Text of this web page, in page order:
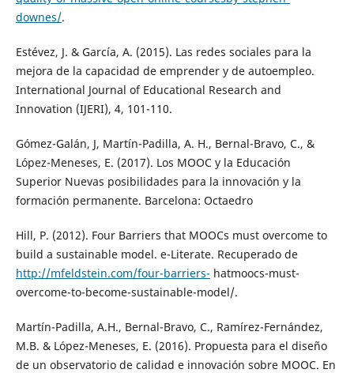
downes/.
Estévez, J. & García, A. (2015). Las redes sociales para la
mejora de la capacidad de emprender y de autoempleo.
International Journal of Educational Research and
Innovation (IJERI), 4, 101-110.
Gómez-Galán, J, Martín-Padilla, A. H., Bernal-Bravo, C., &
López-Meneses, E. (2017). Los MOOC y la Educación
Superior Nuevas posibilidades para la innovación y la
formación permanente. Barcelona: Octaedro
Hill, P. (2012). Four Barriers that MOOCs must overcome to
build a sustainable model. e-Literate. Recuperado de
http://mfeldstein.com/four-barriers- hatmoocs-must-
overcome-to-become-sustainable-model/.
Martín-Padilla, A.H., Bernal-Bravo, C., Ramírez-Fernández,
M.B. & López-Meneses, E. (2016). Propuesta para el diseño
de un observatorio de calidad e innovación sobre MOOC. En